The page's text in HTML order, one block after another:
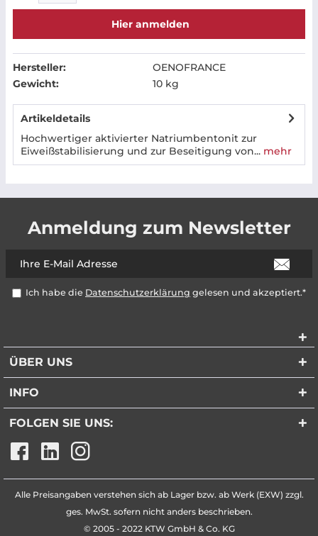
Hier anmelden
Hersteller:
OENOFRANCE
Gewicht:
10 kg
Artikeldetails
Hochwertiger aktivierter Natriumbentonit zur
Eiweißstabilisierung und zur Beseitigung von... mehr
Anmeldung zum Newsletter
Ich habe die Datenschutzerklärung gelesen und akzeptiert.*
ÜBER UNS
INFO
FOLGEN SIE UNS:
Alle Preisangaben verstehen sich ab Lager bzw. ab Werk (EXW) zzgl.
ges. MwSt. sofern nicht anders beschrieben.
© 2005 - 2022 KTW GmbH & Co. KG